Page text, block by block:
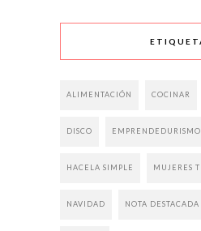
ALIMENTACIÓN COCINAR
DISCO EMPRENDEDURISMO
HACELA SIMPLE MUJERES
NAVIDAD NOTA DESTACADA